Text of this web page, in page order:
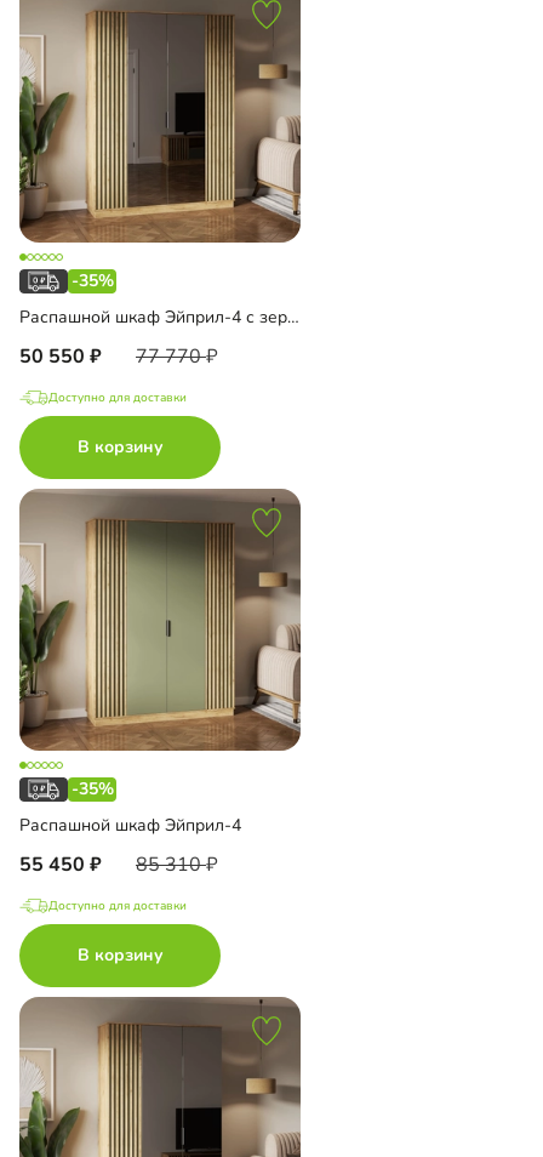
-35%
Распашной шкаф Эйприл-4 с зеркалом
50 550 77 770
Доступно для доставки
В корзину
-35%
Распашной шкаф Эйприл-4
55 450 85 310
Доступно для доставки
В корзину